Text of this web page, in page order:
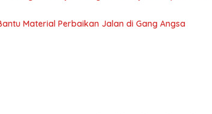
Material Perbaikan Jalan di Gang Angsa